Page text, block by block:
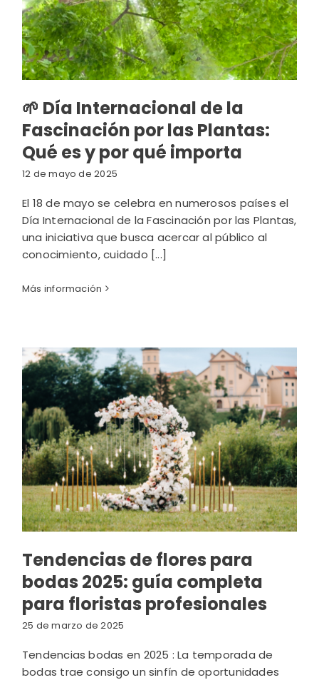
🌱 Día Internacional de la
Fascinación por las Plantas:
Qué es y por qué importa
12 de mayo de 2025
El 18 de mayo se celebra en numerosos países el
Día Internacional de la Fascinación por las Plantas,
una iniciativa que busca acercar al público al
conocimiento, cuidado [...]
Más información
Tendencias de flores para
bodas 2025: guía completa
para floristas profesionales
25 de marzo de 2025
Tendencias bodas en 2025 : La temporada de
bodas trae consigo un sinfín de oportunidades